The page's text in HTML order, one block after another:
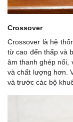
Crossover
Crossover là hệ
từ cao đến thấp và
âm thanh ghép nối,
và chất lượng hơn.
và trước các bộ